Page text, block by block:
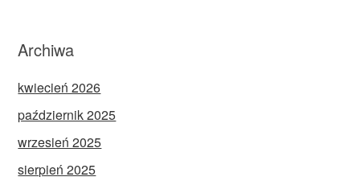
Archiwa
kwiecień 2026
październik 2025
wrzesień 2025
sierpień 2025